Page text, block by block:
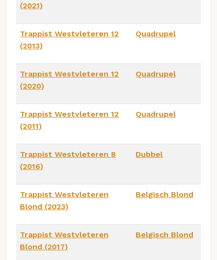
(2021)
Trappist Westvleteren 12
(2013)
Quadrupel
Trappist Westvleteren 12
(2020)
Quadrupel
Trappist Westvleteren 12
(2011)
Quadrupel
Trappist Westvleteren 8
(2016)
Dubbel
Trappist Westvleteren
Blond (2023)
Belgisch Blond
Trappist Westvleteren
Blond (2017)
Belgisch Blond